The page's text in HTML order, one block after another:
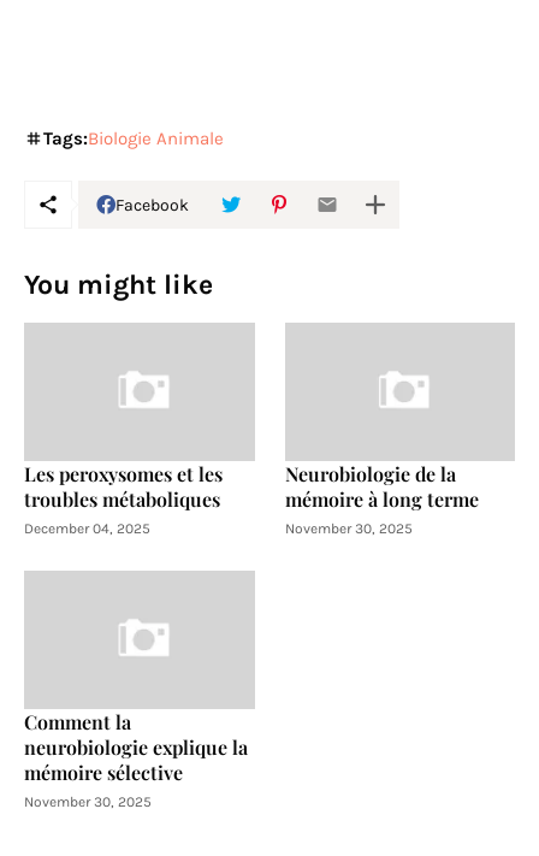
Tags:Biologie Animale
Facebook
You might like
Les peroxysomes et les
troubles métaboliques
December 04, 2025
Neurobiologie de la
mémoire à long terme
November 30, 2025
Comment la
neurobiologie explique la
mémoire sélective
November 30, 2025